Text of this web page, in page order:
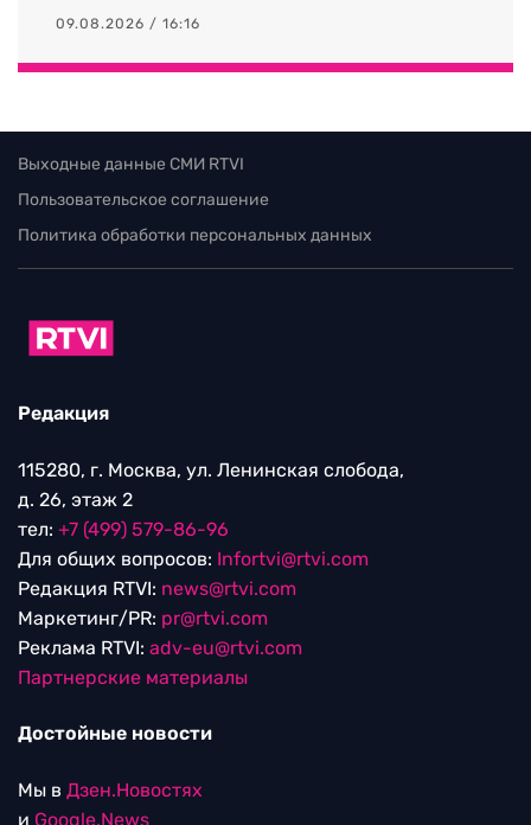
09.08.2026 / 16:16
Выходные данные СМИ RTVI
Пользовательское соглашение
Политика обработки персональных данных
Редакция
115280, г. Москва, ул. Ленинская слобода,
д. 26, этаж 2
тел: +7 (499) 579-86-96
Для общих вопросов: Infortvi@rtvi.com
Редакция RTVI: news@rtvi.com
Маркетинг/PR: pr@rtvi.com
Реклама RTVI: adv-eu@rtvi.com
Партнерские материалы
Достойные новости
Мы в Дзен.Новостях
и Google.News